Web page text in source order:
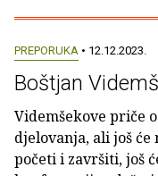
PREPORUKA • 12.12.2023.
Boštjan
Videmšekove priče
djelovanja, ali još
početi i završiti, još